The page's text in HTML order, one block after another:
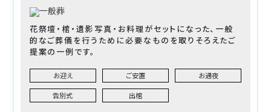
花祭壇・棺・遺影写真・お料理がセットになった、一般
的なご葬儀を行うために必要なものを取りそろえたご
提案の一例です。
お迎え ご安置 お通夜
告別式 出棺